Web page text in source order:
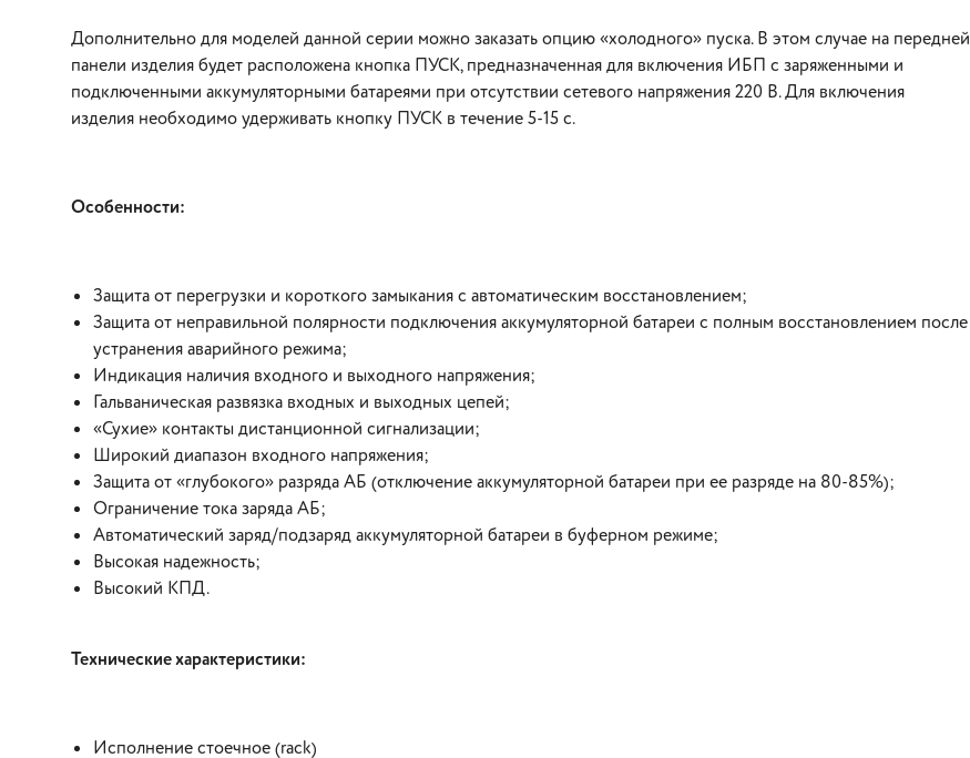
Дополнительно для моделей данной серии можно заказать опцию «холодного» пуска. В этом случае на передней
панели изделия будет расположена кнопка ПУСК, предназначенная для включения ИБП с заряженными и
подключенными аккумуляторными батареями при отсутствии сетевого напряжения 220 В. Для включения
изделия необходимо удерживать кнопку ПУСК в течение 5-15 с.
Особенности:
Защита от перегрузки и короткого замыкания с автоматическим восстановлением;
Защита от неправильной полярности подключения аккумуляторной батареи с полным восстановлением после
устранения аварийного режима;
Индикация наличия входного и выходного напряжения;
Гальваническая развязка входных и выходных цепей;
«Сухие» контакты дистанционной сигнализации;
Широкий диапазон входного напряжения;
Защита от «глубокого» разряда АБ (отключение аккумуляторной батареи при ее разряде на 80-85%);
Ограничение тока заряда АБ;
Автоматический заряд/подзаряд аккумуляторной батареи в буферном режиме;
Высокая надежность;
Высокий КПД.
Технические характеристики:
Исполнение стоечное (rack)